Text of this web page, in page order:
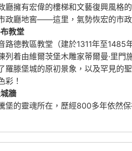
廳擁有宏偉的樓梯和文藝復興風格
政廳地窖——這里，氣勢恢宏的市
教堂
路德教區教堂（建於1311年至1485
列着由維爾茨堡木雕家蒂爾曼·里
羅滕堡城的原初景象，以及罕見的
彩！
牆
堡的靈魂所在，歷經800多年依然